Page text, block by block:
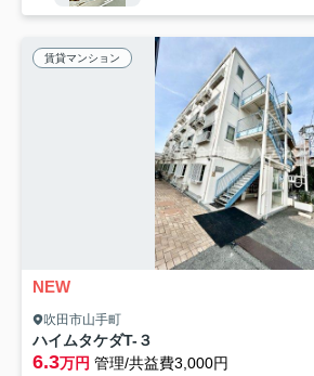
賃貸マンション
NEW
吹田市山手町
ハイムタケダT-３
6.3万円 管理/共益費3,000円